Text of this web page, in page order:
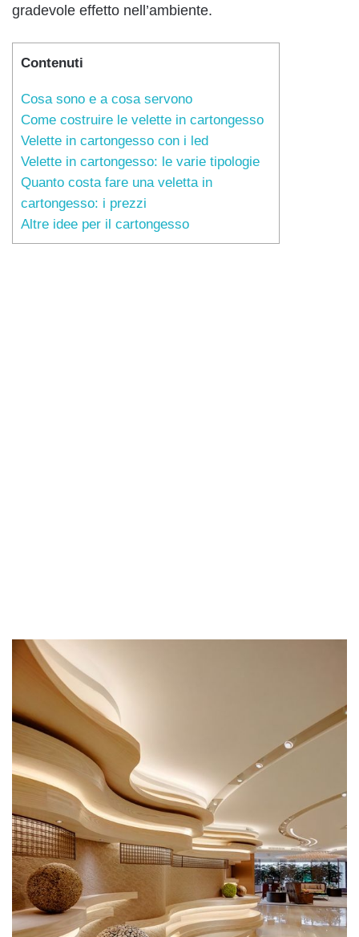
gradevole effetto nell’ambiente.
Contenuti
Cosa sono e a cosa servono
Come costruire le velette in cartongesso
Velette in cartongesso con i led
Velette in cartongesso: le varie tipologie
Quanto costa fare una veletta in
cartongesso: i prezzi
Altre idee per il cartongesso